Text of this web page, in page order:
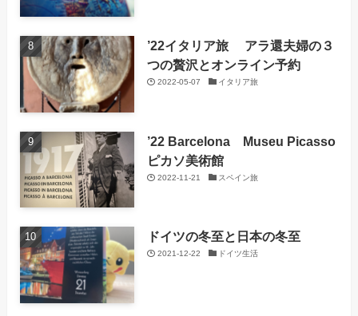
’22イタリア旅 アラ還夫婦の３
つの贅沢とオンライン予約
2022-05-07 イタリア旅
’22 Barcelona Museu Picasso
ピカソ美術館
2022-11-21 スペイン旅
ドイツの冬至と日本の冬至
2021-12-22 ドイツ生活